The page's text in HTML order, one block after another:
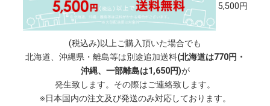
5,500円
(税込み)以上ご購入頂いた場合でも
北海道、沖縄県・離島等は別途追加送料(北海道は770円・
沖縄、一部離島は1,650円)が
発生致します。その際はご連絡致します。
※日本国内の注文及び発送のみ対応しております。